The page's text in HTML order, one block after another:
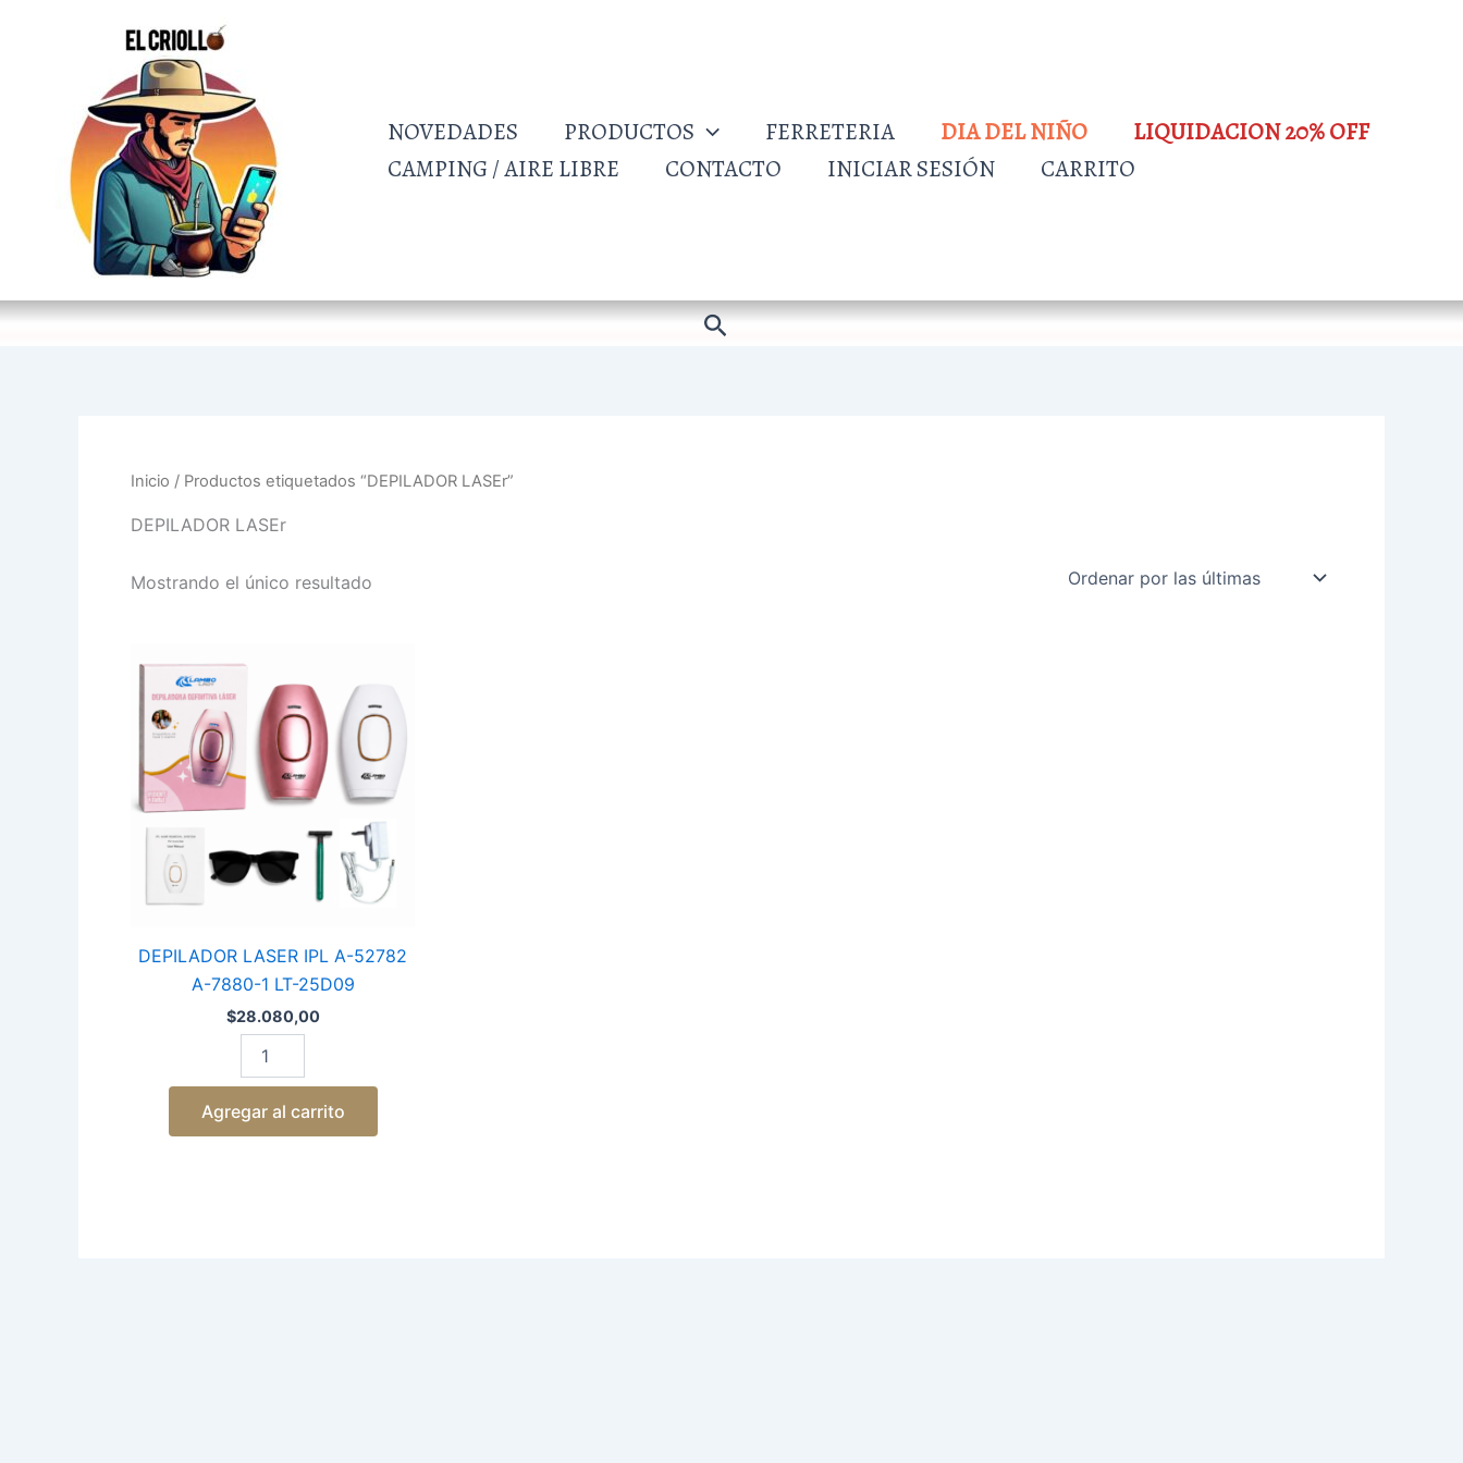
NOVEDADES PRODUCTOS FERRETERIA DIA DEL NIÑO
LIQUIDACION 20% OFF
CAMPING / AIRE LIBRE
CONTACTO INICIAR SESIÓN CARRITO
Buscar
Inicio / Productos etiquetados “DEPILADOR LASEr”
DEPILADOR LASEr
Mostrando el único resultado
DEPILADOR LASER IPL A-52782
A-7880-1 LT-25D09
$28.080,00
52782
7880-
1
25D09
cantidad
Agregar al carrito